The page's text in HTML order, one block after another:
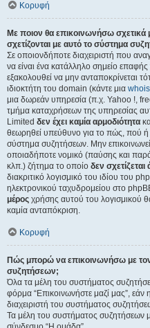
Κορυφή
Με ποιον θα επικοινωνήσω σχετικά
σχετίζονται με αυτό το σύστημα
Σε οποιονδήποτε διαχειριστή που
να είναι ένα κατάλληλο σημείο επαφής
εξακολουθεί να μην ανταποκρίνεται
ιδιοκτήτη του domain (κάντε μια
μια δωρεάν υπηρεσία (π.χ. Yahoo !,
τμήμα καταχρήσεων της υπηρεσίας
Limited δεν έχει καμία αρμοδιότητα
θεωρηθεί υπεύθυνο για το πώς, πού ή
σύστημα συζητήσεων. Μην
οποιαδήποτε νομικό (παύσης και
κλπ.) ζήτημα το οποίο δεν σχετίζεται
διακριτικό λογισμικό του ιδίου του
ηλεκτρονικού ταχυδρομείου στο
μέρος χρήσης αυτού του λογισμικού
καμία ανταπόκριση.
Κορυφή
Πώς μπορώ να επικοινωνήσω με τον
συζητήσεων;
Όλα τα μέλη του συστήματος
φόρμα “Επικοινωνήστε μαζί μας”, εάν
διαχειριστή του συστήματος
Τα μέλη του συστήματος συζητήσεων